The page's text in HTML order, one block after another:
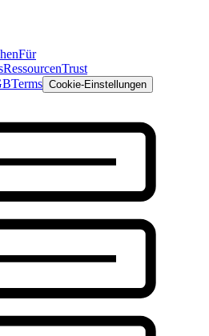
Für
RessourcenTrust
Terms Cookie-Einstellungen